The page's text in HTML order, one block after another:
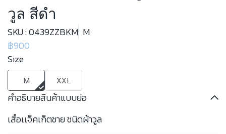
วูล สีดำ
SKU : 0439ZZBKM M
฿900
Size
M XXL
คำอธิบายสินค้าแบบย่อ
เสื้อเเจ็คเก็ตชาย ชนิดผ้าวูล